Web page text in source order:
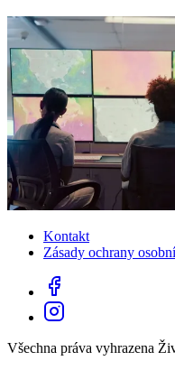
Kontakt
Zásady ochrany
Všechna práva vyhrazena